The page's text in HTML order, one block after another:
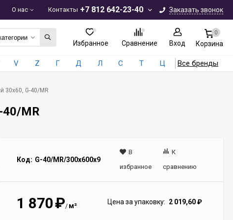
+7 812 642-23-40 Заказать звонок
О нас Контакты
Избранное Сравнение Вход
0
Корзина
V Z Г Д Л С Т Ц Все бренды
30x60, G-40/MR
40/MR
Код: G-40/MR/300x600x9
В
избранное
К
сравнению
1 870₽/ м² Цена за упаковку: 2 019,60₽